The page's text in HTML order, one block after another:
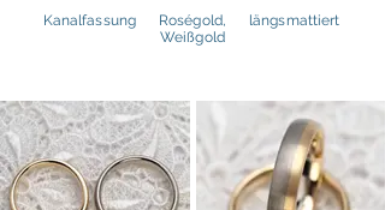
Kanalfassung
Roségold,
Weißgold
längsmattiert